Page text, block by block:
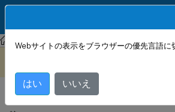
Citrix SD-WAN Orchestrator
アプリケーションルール
Webサイトの表示をブラウザーの優先言語に
はい いいえ